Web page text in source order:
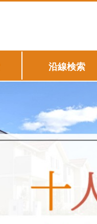
沿線検索